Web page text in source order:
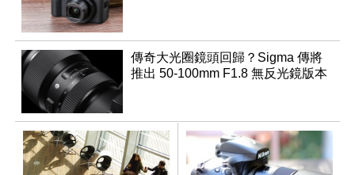
傳奇大光圈鏡頭回歸？Sigma 傳將
推出 50-100mm F1.8 無反光鏡版本